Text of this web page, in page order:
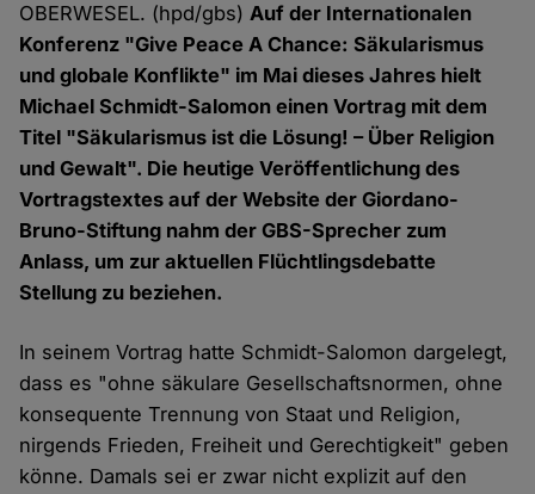
OBERWESEL. (hpd/gbs)Auf der Internationalen
Konferenz "Give Peace A Chance: Säkularismus
und globale Konflikte" im Mai dieses Jahres hielt
Michael Schmidt-Salomon einen Vortrag mit dem
Titel "Säkularismus ist die Lösung! – Über Religion
und Gewalt". Die heutige Veröffentlichung des
Vortragstextes auf der Website der Giordano-
Bruno-Stiftung nahm der GBS-Sprecher zum
Anlass, um zur aktuellen Flüchtlingsdebatte
Stellung zu beziehen.
In seinem Vortrag hatte Schmidt-Salomon dargelegt,
dass es "ohne säkulare Gesellschaftsnormen, ohne
konsequente Trennung von Staat und Religion,
nirgends Frieden, Freiheit und Gerechtigkeit" geben
könne. Damals sei er zwar nicht explizit auf den